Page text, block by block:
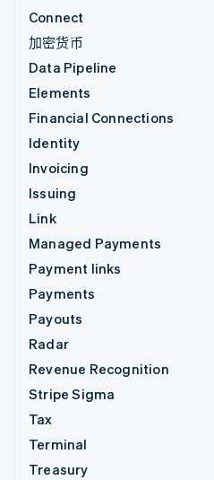
Connect
加密货币
Data Pipeline
Elements
Financial Connections
Identity
Invoicing
Issuing
Link
Managed Payments
Payment links
Payments
Payouts
Radar
Revenue Recognition
Stripe Sigma
Tax
Terminal
Treasury